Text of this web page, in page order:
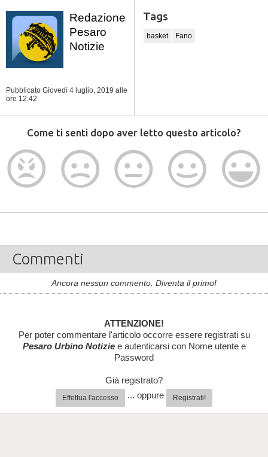
Redazione
Pesaro
Notizie
Pubblicato Giovedì 4 luglio, 2019 alle
ore 12:42
Tags
basket Fano
Come ti senti dopo aver letto questo articolo?
Commenti
Ancora nessun commento. Diventa il primo!
ATTENZIONE!
Per poter commentare l'articolo occorre essere registrati su
Pesaro Urbino Notiziee autenticarsi con Nome utente e
Password
Già registrato?
Effettua l'accesso ... oppure Registrati!